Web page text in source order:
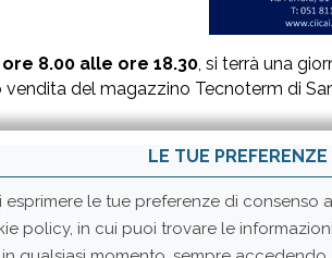
8.00 alle ore 18.30, si terrà una
del magazzino Tecnoterm di
LE TUE
le tue preferenze di
policy, in cui puoi trovare le